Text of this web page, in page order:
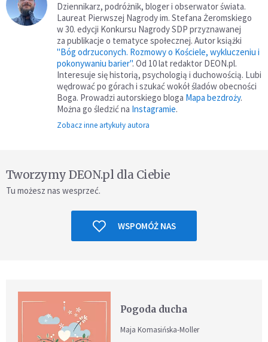
Dziennikarz, podróżnik, bloger i obserwator świata.
Laureat Pierwszej Nagrody im. Stefana Żeromskiego
w 30. edycji Konkursu Nagrody SDP przyznawanej
za publikacje o tematyce społecznej. Autor książki
"Bóg odrzuconych. Rozmowy o Kościele, wykluczeniu i
pokonywaniu barier". Od 10 lat redaktor DEON.pl.
Interesuje się historią, psychologią i duchowością. Lubi
wędrować po górach i szukać wokół śladów obecności
Boga. Prowadzi autorskiego bloga Mapa bezdroży.
Można go śledzić na Instagramie.
Zobacz inne artykuły autora
Tworzymy DEON.pl dla Ciebie
Tu możesz nas wesprzeć.
WSPOMÓŻ NAS
Pogoda ducha
Maja Komasińska-Moller